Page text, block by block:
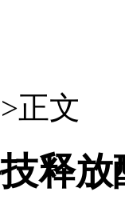
>正文
释